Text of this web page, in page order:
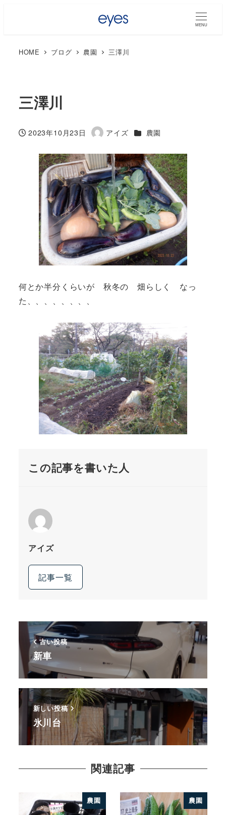
MENU
HOME ブログ 農園 三澤川
三澤川
投稿日
2023年10月23日
著
アイズ カテゴリー
農園
何とか半分くらいが 秋冬の 畑らしく なっ
た、、、、、、、、
この記事を書いた人
アイズ
記事一覧
古い投稿
新車
新しい投稿
氷川台
関連記事
農園 農園